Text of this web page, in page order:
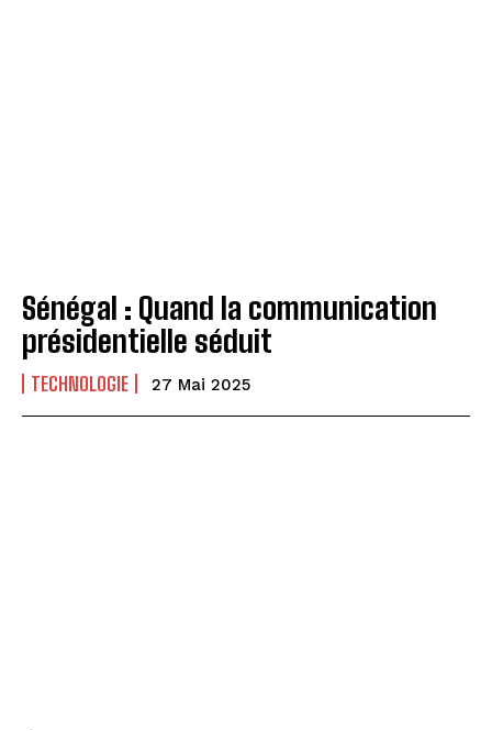
Sénégal : Quand la communication
présidentielle séduit
TECHNOLOGIE 27 Mai 2025